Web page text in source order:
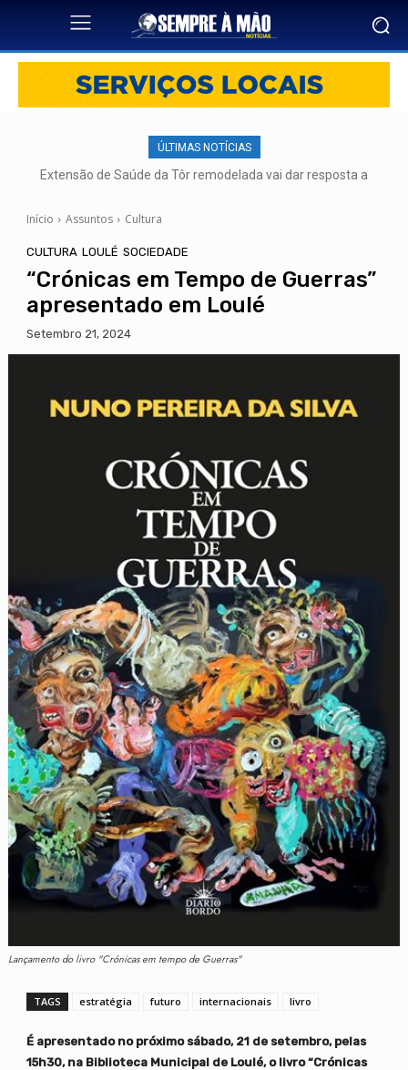
ÚLTIMAS NOTÍCIAS
Extensão de Saúde da Tôr remodelada vai dar resposta a
Início Assuntos Cultura
CULTURA LOULÉ SOCIEDADE
“Crónicas em Tempo de Guerras”
apresentado em Loulé
Setembro 21, 2024
Lançamento do livro "Crónicas em tempo de Guerras"
TAGS estratégia futuro internacionais livro
É apresentado no próximo sábado, 21 de setembro, pelas
15h30, na Biblioteca Municipal de Loulé, o livro “Crónicas